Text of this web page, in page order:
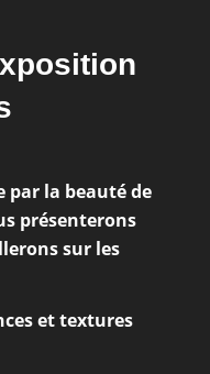
par la beauté de
présenterons
sur les
et textures